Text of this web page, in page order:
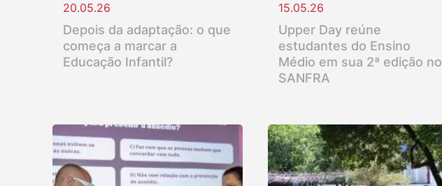
20.05.26
Depois da adaptação: o que
começa a marcar a
Educação Infantil?
15.05.26
Upper Day reúne
estudantes do Ensino
Médio em sua 2ª edição no
SANFRA